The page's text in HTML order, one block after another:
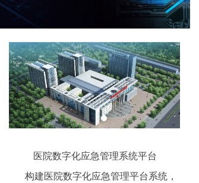
媒体中心
客户案例
关于我们
医院数字化应急管理系统平台
构建医院数字化应急管理平台系统，